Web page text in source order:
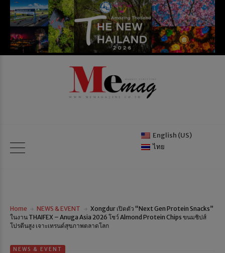
English (US)
ไทย
Home NEWS & EVENT
Xongdur เปิดตัว “Next Gen Protein Snacks”
ในงาน THAIFEX – Anuga Asia 2026 โชว์ Almond Protein Chips ขนมชิปส์
โปรตีนสูง เจาะเทรนด์สุขภาพตลาดโลก
NEWS & EVENT